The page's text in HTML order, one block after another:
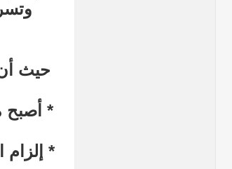
حيث
* أصبح
* إلزام